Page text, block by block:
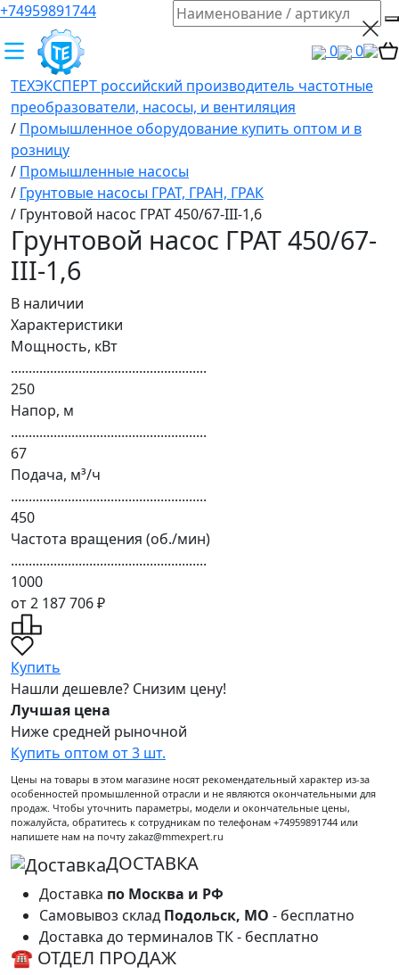
+74959891744
0
0
ТЕХЭКСПЕРТ российский производитель частотные
преобразователи, насосы, и вентиляция
/ Промышленное оборудование купить оптом и в
розницу
/ Промышленные насосы
/ Грунтовые насосы ГРАТ, ГРАН, ГРАК
/ Грунтовой насос ГРАТ 450/67-III-1,6
Грунтовой насос ГРАТ 450/67-
III-1,6
В наличии
Характеристики
Мощность, кВт
.......................................................
250
Напор, м
.......................................................
67
Подача, м³/ч
.......................................................
450
Частота вращения (об./мин)
.......................................................
1000
от 2 187 706 ₽
Купить
Нашли дешевле? Снизим цену!
Лучшая цена
Ниже средней рыночной
Купить оптом от 3 шт.
Цены на товары в этом магазине носят рекомендательный характер из-за
особенностей промышленной отрасли и не являются окончательными для
продаж. Чтобы уточнить параметры, модели и окончательные цены,
пожалуйста, обратитесь к сотрудникам по телефонам +74959891744 или
напишете нам на почту zakaz@mmexpert.ru
ДОСТАВКА
Доставка по Москва и РФ
Самовывоз склад Подольск, МО - бесплатно
Доставка до терминалов ТК - бесплатно
☎ ОТДЕЛ ПРОДАЖ